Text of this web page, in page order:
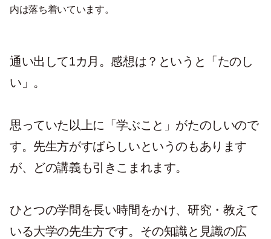
内は落ち着いています。
通い出して1カ月。感想は？というと「たのし
い」。
思っていた以上に「学ぶこと」がたのしいので
す。先生方がすばらしいというのもあります
が、どの講義も引きこまれます。
ひとつの学問を長い時間をかけ、研究・教えて
いる大学の先生方です。その知識と見識の広